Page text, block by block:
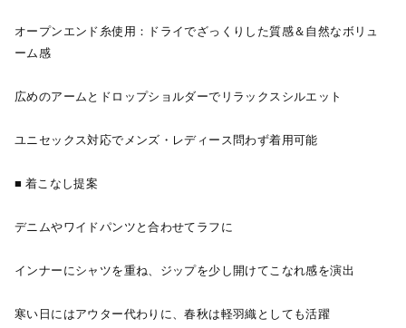
オープンエンド糸使用：ドライでざっくりした質感＆自然なボリュ
ーム感
広めのアームとドロップショルダーでリラックスシルエット
ユニセックス対応でメンズ・レディース問わず着用可能
■ 着こなし提案
デニムやワイドパンツと合わせてラフに
インナーにシャツを重ね、ジップを少し開けてこなれ感を演出
寒い日にはアウター代わりに、春秋は軽羽織としても活躍